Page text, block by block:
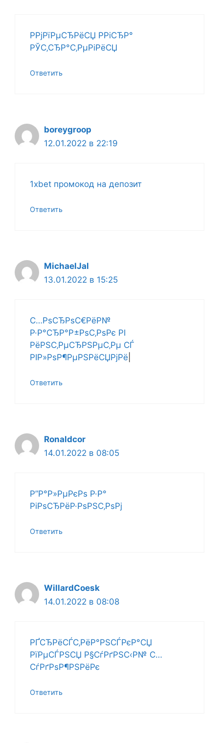
РРјРїРµСЂРёСЏ РРіСЂР°
РЎС‚СЂР°С‚РµРіРёСЏ
Ответить
boreygroop
12.01.2022 в 22:19
1xbet промокод на депозит
Ответить
MichaelJal
13.01.2022 в 15:25
С…РѕСЂРѕС€РёР№
Р·Р°СЂР°Р±РѕС‚РѕРє РІ
РёРЅС‚РµСЂРЅРµС‚Рµ СЃ
РІР»РѕР¶РµРЅРёСЏРјРё
Ответить
Ronaldcor
14.01.2022 в 08:05
Р”Р°Р»РµРєРѕ Р·Р°
РіРѕСЂРёР·РѕРЅС‚РѕРј
Ответить
WillardCoesk
14.01.2022 в 08:08
РҐСЂРёСЃС‚РёР°РЅСЃРєР°СЏ
РїРµСЃРЅСЏ Р§СѓРґРЅС‹Р№ С…
СѓРґРѕР¶РЅРёРє
Ответить